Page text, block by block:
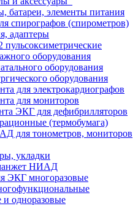
батареи, элементы питания
спирографов (спирометров)
адаптеры
пульсоксиметрические
оборудования
оборудования
оборудования
для электрокардиографов
для мониторов
ЭКГ для дефибрилляторов
(термобумага)
для тонометров, мониторов
укладки
НИАД
ЭКГ многоразовые
и одноразовые